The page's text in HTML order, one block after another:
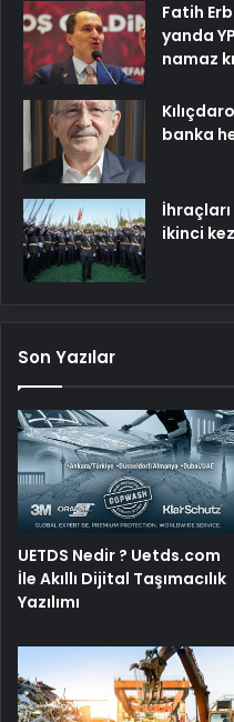
Fatih
yanda
namaz
banka
ikinci
Son Yazılar
UETDS Nedir ? Uetds.com
İle Akıllı Dijital Taşımacılık
Yazılımı